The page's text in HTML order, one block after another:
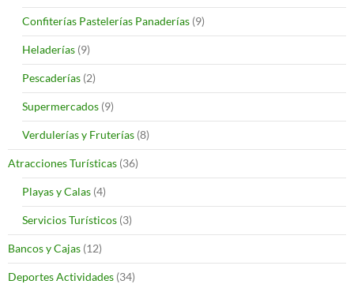
Confiterías Pastelerías Panaderías (9)
Heladerías (9)
Pescaderías (2)
Supermercados (9)
Verdulerías y Fruterías (8)
Atracciones Turísticas (36)
Playas y Calas (4)
Servicios Turísticos (3)
Bancos y Cajas (12)
Deportes Actividades (34)